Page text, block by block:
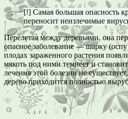
[!] Самая большая опасность
переносит неизлечимые
Перелетая между деревьями, она
опасное заболевание — шарку
плодах зараженного растения
мякоть под ними темнеет и
лечения этой болезни не
дерево приходится полностью